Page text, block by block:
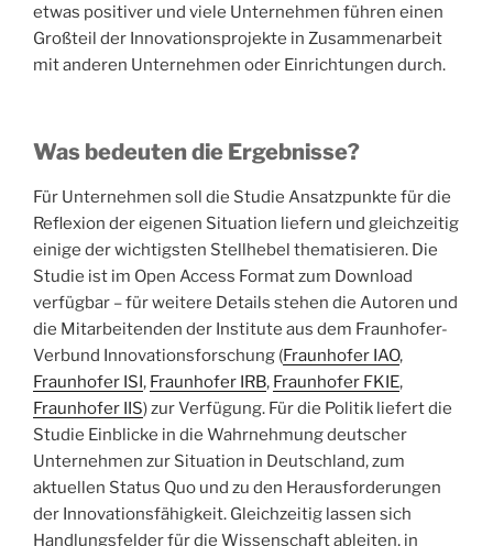
etwas positiver und viele Unternehmen führen einen
Großteil der Innovationsprojekte in Zusammenarbeit
mit anderen Unternehmen oder Einrichtungen durch.
Was bedeuten die Ergebnisse?
Für Unternehmen soll die Studie Ansatzpunkte für die
Reflexion der eigenen Situation liefern und gleichzeitig
einige der wichtigsten Stellhebel thematisieren. Die
Studie ist im Open Access Format zum Download
verfügbar – für weitere Details stehen die Autoren und
die Mitarbeitenden der Institute aus dem Fraunhofer-
Verbund Innovationsforschung (Fraunhofer IAO,
Fraunhofer ISI, Fraunhofer IRB, Fraunhofer FKIE,
Fraunhofer IIS) zur Verfügung. Für die Politik liefert die
Studie Einblicke in die Wahrnehmung deutscher
Unternehmen zur Situation in Deutschland, zum
aktuellen Status Quo und zu den Herausforderungen
der Innovationsfähigkeit. Gleichzeitig lassen sich
Handlungsfelder für die Wissenschaft ableiten, in